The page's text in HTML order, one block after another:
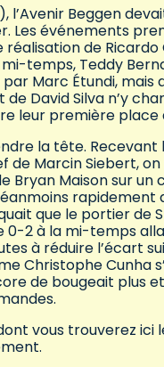
Beggen
Les événements
de Ricardo
temps, Teddy
Marc Étundi, mais
David Silva n’y
leur première place
la tête. Recevant
de Marcin Siebert,
Bryan Maison sur un
rapidement
que le portier de
2 à la mi-temps
à réduire l’écart
Christophe Cunha
de bougeait plus
vous trouverez ici le